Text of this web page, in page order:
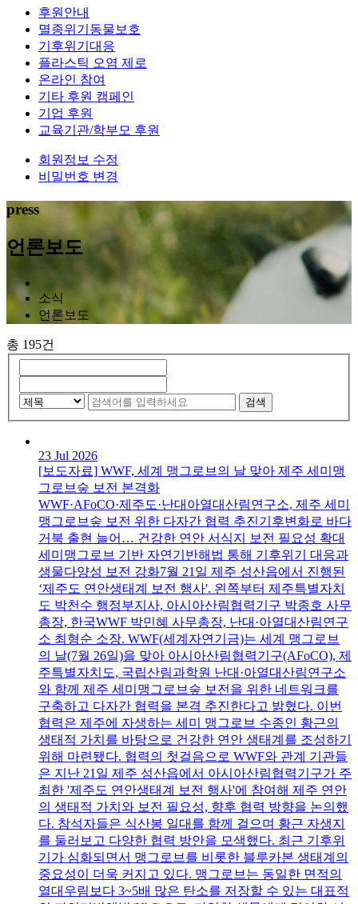
후원안내
멸종위기동물보호
기후위기대응
플라스틱 오염 제로
온라인 참여
기타 후원 캠페인
기업 후원
교육기관/학부모 후원
회원정보 수정
비밀번호 변경
press
언론보도
소식
언론보도
총 195건
검색
23 Jul 2026
[보도자료] WWF, 세계 맹그로브의 날 맞아 제주 세미맹
그로브숲 보전 본격화
WWF·AFoCO·제주도·난대아열대산림연구소, 제주 세미
맹그로브숲 보전 위한 다자간 협력 추진기후변화로 바다
거북 출현 늘어… 건강한 연안 서식지 보전 필요성 확대
세미맹그로브 기반 자연기반해법 통해 기후위기 대응과
생물다양성 보전 강화7월 21일 제주 성산읍에서 진행된
‘제주도 연안생태계 보전 행사'. 왼쪽부터 제주특별자치
도 박천수 행정부지사, 아시아산림협력기구 박종호 사무
총장, 한국WWF 박민혜 사무총장, 난대·아열대산림연구
소 최형순 소장. WWF(세계자연기금)는 세계 맹그로브
의 날(7월 26일)을 맞아 아시아산림협력기구(AFoCO), 제
주특별자치도, 국립산림과학원 난대·아열대산림연구소
와 함께 제주 세미맹그로브숲 보전을 위한 네트워크를
구축하고 다자간 협력을 본격 추진한다고 밝혔다. 이번
협력은 제주에 자생하는 세미 맹그로브 수종인 황근의
생태적 가치를 바탕으로 건강한 연안 생태계를 조성하기
위해 마련됐다. 협력의 첫걸음으로 WWF와 관계 기관들
은 지난 21일 제주 성산읍에서 아시아산림협력기구가 주
최한 '제주도 연안생태계 보전 행사'에 참여해 제주 연안
의 생태적 가치와 보전 필요성, 향후 협력 방향을 논의했
다. 참석자들은 식산봉 일대를 함께 걸으며 황근 자생지
를 둘러보고 다양한 협력 방안을 모색했다. 최근 기후위
기가 심화되면서 맹그로브를 비롯한 블루카본 생태계의
중요성이 더욱 커지고 있다. 맹그로브는 동일한 면적의
열대우림보다 3~5배 많은 탄소를 저장할 수 있는 대표적